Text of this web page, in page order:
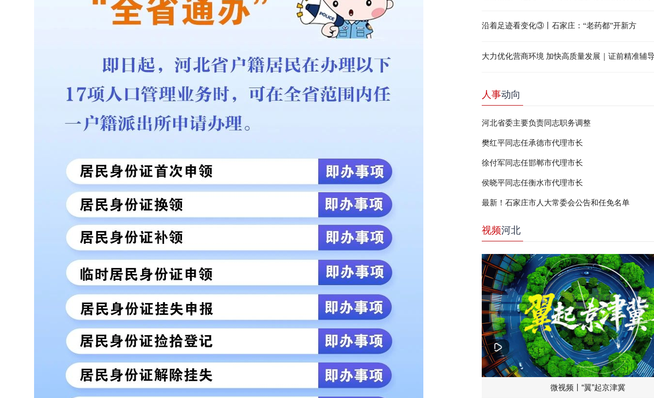
沿着足迹看变化③丨石家庄：“老药都”开新方
人事动向
河北省委主要负责同志职务调整
樊红平同志任承德市代理市长
徐付军同志任邯郸市代理市长
侯晓平同志任衡水市代理市长
最新！石家庄市人大常委会公告和任免名单
视频河北
微视频丨“翼”起京津冀